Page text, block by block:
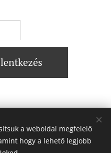
a weboldal megfelelő
hogy a lehető legjobb